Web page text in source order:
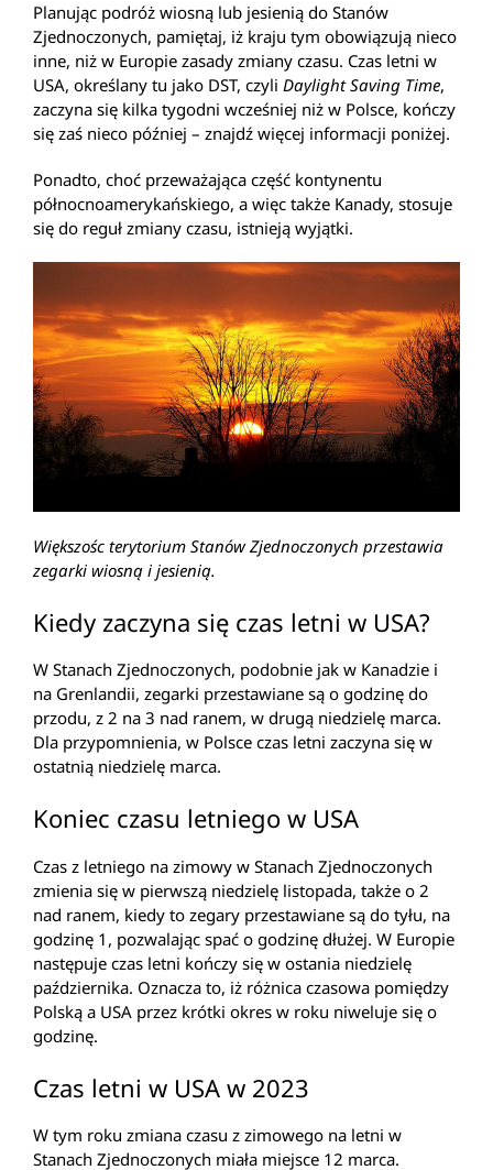
Planując podróż wiosną lub jesienią do Stanów
Zjednoczonych, pamiętaj, iż kraju tym obowiązują nieco
inne, niż w Europie zasady zmiany czasu. Czas letni w
USA, określany tu jako DST, czyli Daylight Saving Time,
zaczyna się kilka tygodni wcześniej niż w Polsce, kończy
się zaś nieco później – znajdź więcej informacji poniżej.
Ponadto, choć przeważająca część kontynentu
północnoamerykańskiego, a więc także Kanady, stosuje
się do reguł zmiany czasu, istnieją wyjątki.
Większośc terytorium Stanów Zjednoczonych przestawia
zegarki wiosną i jesienią.
Kiedy zaczyna się czas letni w USA?
W Stanach Zjednoczonych, podobnie jak w Kanadzie i
na Grenlandii, zegarki przestawiane są o godzinę do
przodu, z 2 na 3 nad ranem, w drugą niedzielę marca.
Dla przypomnienia, w Polsce czas letni zaczyna się w
ostatnią niedzielę marca.
Koniec czasu letniego w USA
Czas z letniego na zimowy w Stanach Zjednoczonych
zmienia się w pierwszą niedzielę listopada, także o 2
nad ranem, kiedy to zegary przestawiane są do tyłu, na
godzinę 1, pozwalając spać o godzinę dłużej. W Europie
następuje czas letni kończy się w ostania niedzielę
października. Oznacza to, iż różnica czasowa pomiędzy
Polską a USA przez krótki okres w roku niweluje się o
godzinę.
Czas letni w USA w 2023
W tym roku zmiana czasu z zimowego na letni w
Stanach Zjednoczonych miała miejsce 12 marca.